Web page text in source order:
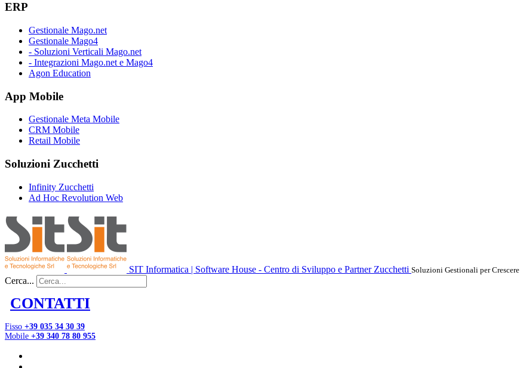
ERP
Gestionale Mago.net
Gestionale Mago4
- Soluzioni Verticali Mago.net
- Integrazioni Mago.net e Mago4
Agon Education
App Mobile
Gestionale Meta Mobile
CRM Mobile
Retail Mobile
Soluzioni Zucchetti
Infinity Zucchetti
Ad Hoc Revolution Web
SIT Informatica | Software House - Centro di Sviluppo e Partner Zucchetti Soluzioni Gestionali per Crescere
Cerca...
CONTATTI
Fisso +39 035 34 30 39
Mobile +39 340 78 80 955